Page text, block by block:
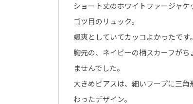
ショート丈のホワイトファージャケ
ゴツ目のリュック。
颯爽としていてカッコよかったです。
胸元の、ネイビーの柄スカーフが
ませんでした。
大きめピアスは、細いフープに三
わったデザイン。